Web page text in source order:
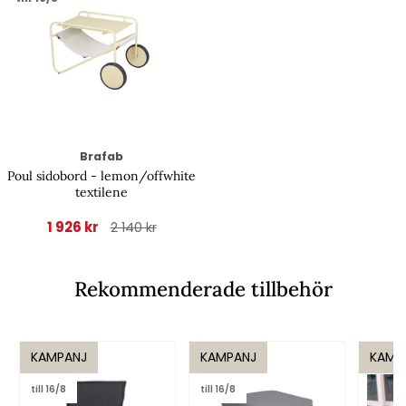
Brafab
Poul sidobord - lemon/offwhite
textilene
1 926 kr 2 140 kr
Rekommenderade tillbehör
KAMPANJ
till 16/8
KAMPANJ
till 16/8